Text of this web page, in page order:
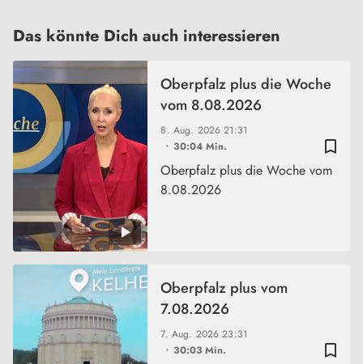
Das könnte Dich auch interessieren
bookmark_border
8. Aug. 202621:31
30:04 Min.
Oberpfalz plus die Woche
vom 8.08.2026
Oberpfalz plus die Woche vom
8.08.2026
bookmark_border
7. Aug. 202623:31
30:03 Min.
Oberpfalz plus vom
7.08.2026